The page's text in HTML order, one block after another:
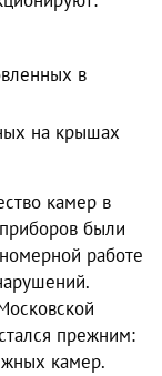
в
на крышах
камер в
были
работе
прежним:
камер.